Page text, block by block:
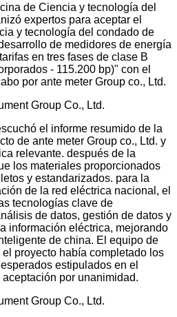
de Ciencia y tecnología del
expertos para aceptar el
y tecnología del condado de
de medidores de energía
en tres fases de clase B
- 115.200 bp)" con el
por ante meter Group co., Ltd.
el informe resumido de la
de ante meter Group co., Ltd. y
relevante. después de la
los materiales proporcionados
y estandarizados. para la
de la red eléctrica nacional, el
tecnologías clave de
de datos, gestión de datos y
información eléctrica, mejorando
de china. El equipo de
proyecto había completado los
estipulados en el
por unanimidad.